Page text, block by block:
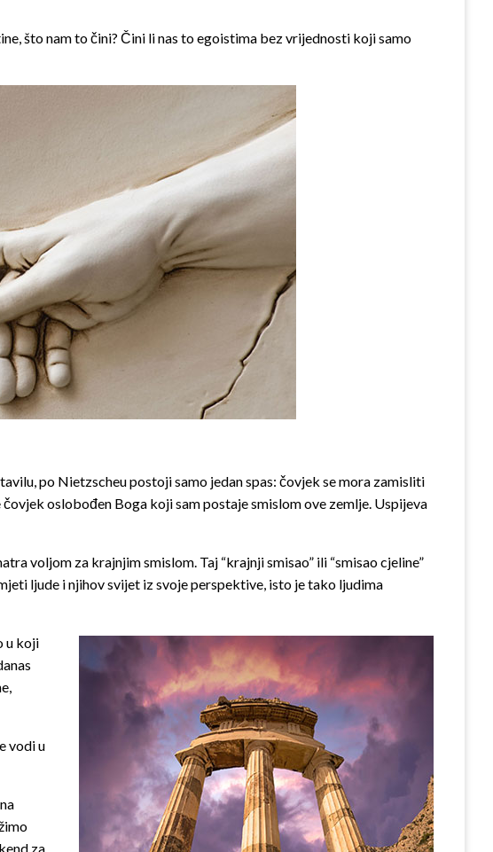
što nam to čini? Čini li nas to egoistima bez ­vrijednosti koji samo
po Nietzscheu postoji samo jedan spas: čovjek se mora zamisliti
oslobođen Boga koji sam postaje smislom ove zemlje. Uspijeva
voljom za krajnjim smislom. Taj “krajnji smisao” ili “smisao cjeline”
ljude i njihov svijet iz svoje perspektive, isto je tako ljudima
u koji
vodi u
za